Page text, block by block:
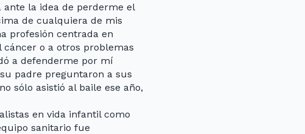
la idea de perderme el
de cualquiera de mis
profesión centrada en
o a otros problemas
a defenderme por mí
padre preguntaron a sus
sólo asistió al baile ese año,
en vida infantil como
sanitario fue